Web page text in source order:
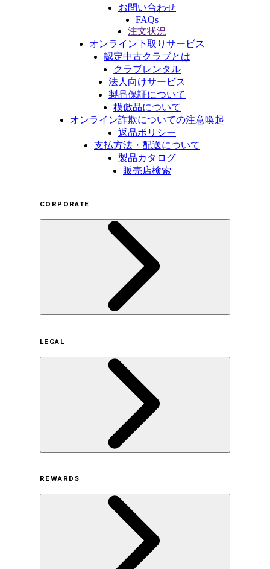
お問い合わせ
FAQs
注文状況
オンライン下取りサービス
認定中古クラブとは
クラブレンタル
法人向けサービス
製品保証について
模倣品について
オンライン詐欺についての注意喚起
返品ポリシー
支払方法・配送について
製品カタログ
販売店検索
CORPORATE
サステナビリティの取り組み（日本）
サステナビリティの取り組み（米国/英語）
ヒストリー
採用情報
LEGAL
オンラインストア利用規約
プライバシーポリシー
特定商取引法に基づく表示
古物営業法に基づく表示
REWARDS